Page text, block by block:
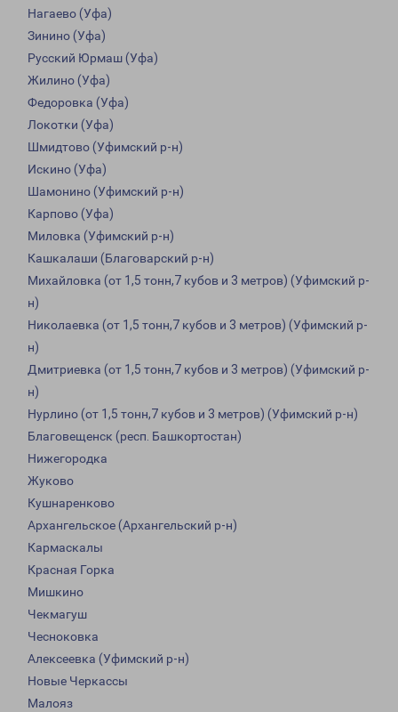
Нагаево (Уфа)
Зинино (Уфа)
Русский Юрмаш (Уфа)
Жилино (Уфа)
Федоровка (Уфа)
Локотки (Уфа)
Шмидтово (Уфимский р-н)
Искино (Уфа)
Шамонино (Уфимский р-н)
Карпово (Уфа)
Миловка (Уфимский р-н)
Кашкалаши (Благоварский р-н)
Михайловка (от 1,5 тонн,7 кубов и 3 метров) (Уфимский р-
н)
Николаевка (от 1,5 тонн,7 кубов и 3 метров) (Уфимский р-
н)
Дмитриевка (от 1,5 тонн,7 кубов и 3 метров) (Уфимский р-
н)
Нурлино (от 1,5 тонн,7 кубов и 3 метров) (Уфимский р-н)
Благовещенск (респ. Башкортостан)
Нижегородка
Жуково
Кушнаренково
Архангельское (Архангельский р-н)
Кармаскалы
Красная Горка
Мишкино
Чекмагуш
Чесноковка
Алексеевка (Уфимский р-н)
Новые Черкассы
Малояз